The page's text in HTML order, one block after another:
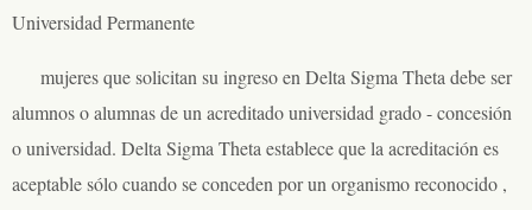
Universidad Permanente
mujeres que solicitan su ingreso en Delta Sigma Theta debe ser
alumnos o alumnas de un acreditado universidad grado - concesión
o universidad. Delta Sigma Theta establece que la acreditación es
aceptable sólo cuando se conceden por un organismo reconocido ,